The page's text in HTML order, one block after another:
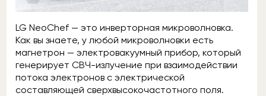
LG NeoChef — это инверторная микроволновка.
Как вы знаете, у любой микроволновки есть
магнетрон — электровакуумный прибор, который
генерирует СВЧ-излучение при взаимодействии
потока электронов с электрической
составляющей сверхвысокочастотного поля.